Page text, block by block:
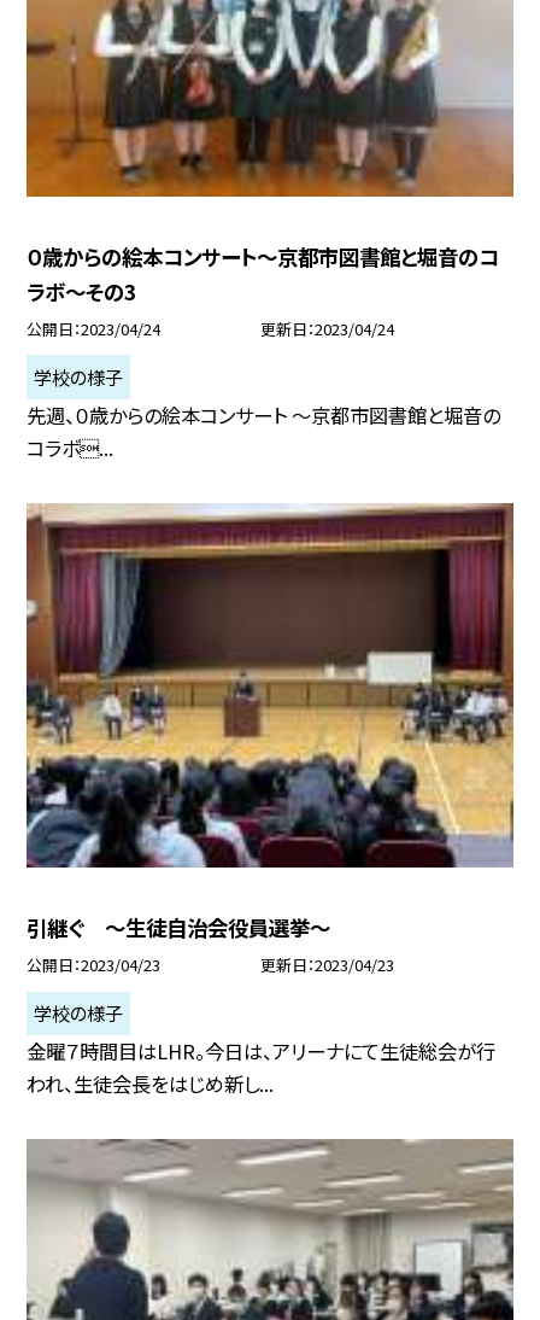
０歳からの絵本コンサート〜京都市図書館と堀音のコ
ラボ〜その3
公開日 2023/04/24 更新日 2023/04/24
学校の様子
先週、０歳からの絵本コンサート 〜京都市図書館と堀音の
コラボ...
引継ぐ 〜生徒自治会役員選挙〜
公開日 2023/04/23 更新日 2023/04/23
学校の様子
金曜７時間目はLHR。今日は、アリーナにて生徒総会が行
われ、生徒会長をはじめ新し...